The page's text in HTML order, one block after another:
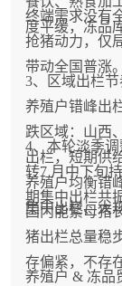
度平缓，冻品
终端需求没有
抢猪动力，仅
带动全国普涨。
3、区域出栏
养殖户错峰出
跌区域：山西
出栏，短期供
养殖户均衡错
集中出栏、大
4、本轮淡季
转7 月中下旬
期集中出栏共
国内能繁母猪
猪出栏总量稳
存偏紧，不存
养殖户 & 冻品